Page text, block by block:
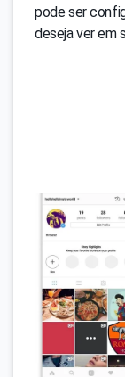
pode ser
deseja ver em